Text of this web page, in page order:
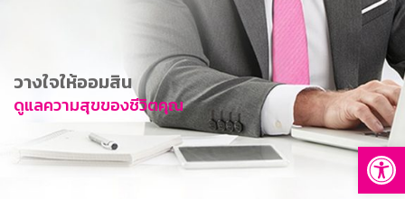
การพัฒนาที่ยั่งยืน
ข่าวสาร
บริการทางการเงิน
อื่นๆ
วางใจให้ออมสิน
ดูแลความสุขของชีวิตคุณ